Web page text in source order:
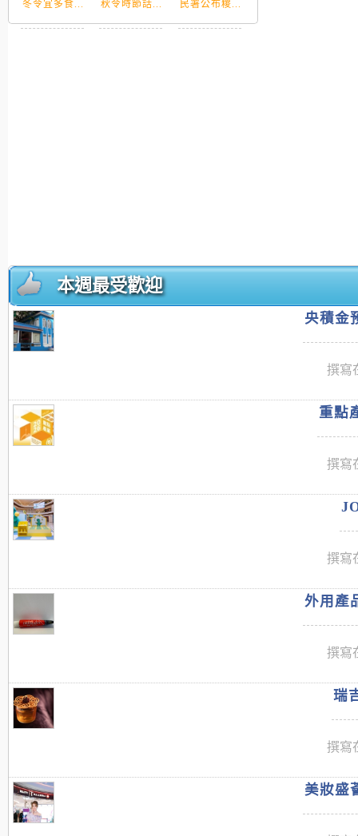
冬令宜多食... 秋令時節話... 民署公布糭...
本週最受歡迎
央積金
撰寫
重點
撰寫
撰寫
外用產
撰寫
瑞
撰寫
美妝盛